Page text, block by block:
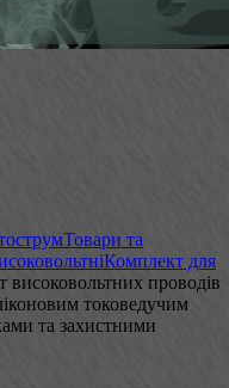
Товари та
Комплект для
високовольтних проводів
токоведучим
та захистними